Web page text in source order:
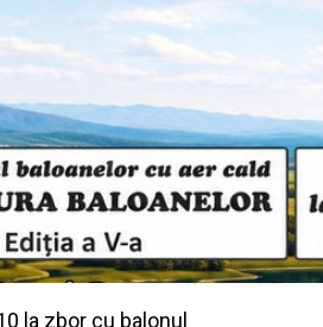
la zbor cu balonul